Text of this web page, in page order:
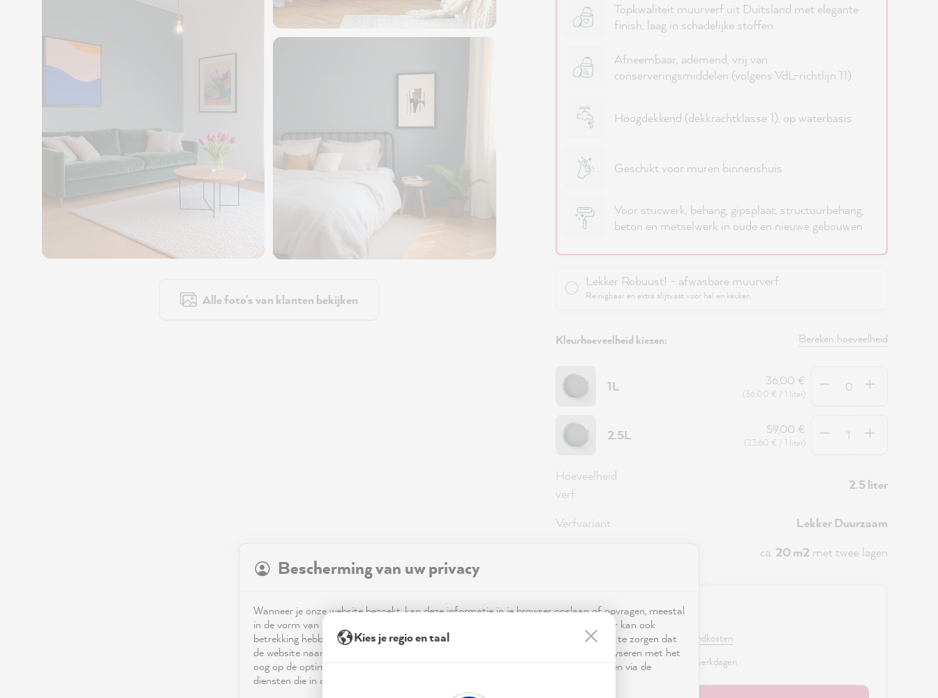
Alle foto's van klanten bekijken
Topkwaliteit muurverf uit Duitsland met elegante
finish, laag in schadelijke stoffen
Afneembaar, ademend, vrij van
conserveringsmiddelen (volgens VdL-richtlijn 11)
Hoogdekkend (dekkrachtklasse 1), op waterbasis
Geschikt voor muren binnenshuis
Voor stucwerk, behang, gipsplaat, structuurbehang,
beton en metselwerk in oude en nieuwe gebouwen
Lekker Robuust! - afwasbare muurverf
Reinigbaar en extra slijtvast voor hal en keuken
Kleurhoeveelheid kiezen: Bereken hoeveelheid
1L 36,00 €
(36,00 € / 1 liter)
2.5L 59,00 €
(23,60 € / 1 liter)
Hoeveelheid
verf
2.5 liter
Verfvariant
Lekker Duurzaam
ca. 20 m2met twee lagen
59,00 €
Prijzen incl. BTW en excl. verzendkosten
Beschikbaar, levertijd: 2 - 3 werkdagen
Bescherming van uw privacy
Wanneer je onze website bezoekt, kan deze informatie in je browser opslaan of opvragen, meestal
in de vorm van cookies. Deze informatie is niet alleen technisch noodzakelijk, maar kan ook
betrekking hebben op je, je instellingen of je apparaat en wordt gebruikt om ervoor te zorgen dat
de website naar verwachting functioneert en om je gebruik van de website te analyseren met het
oog op de optimalisering ervan, en om gepersonaliseerde advertenties aan te bieden via de
diensten die in de verklaring inzake gegevensbescherming worden genoemd.
Kies je regio en taal